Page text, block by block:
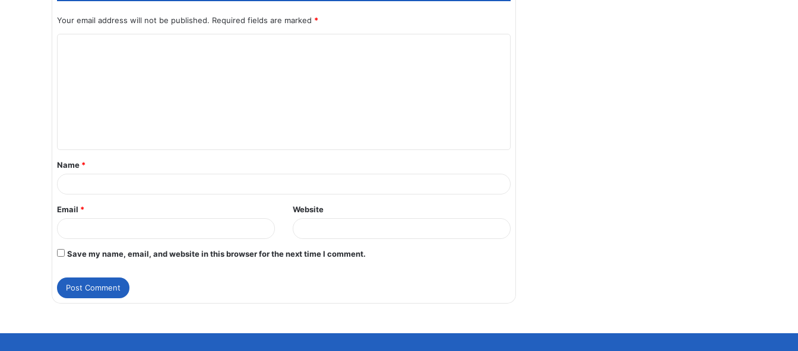
Your email address will not be published. Required fields are marked *
Name *
Email * Website
Save my name, email, and website in this browser for the next time I comment.